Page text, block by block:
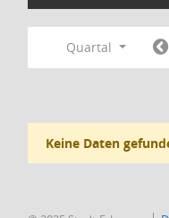
Quartal
Keine Daten